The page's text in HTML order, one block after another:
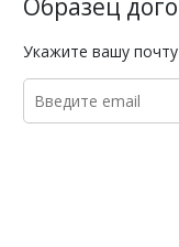
Образец
Укажите вашу